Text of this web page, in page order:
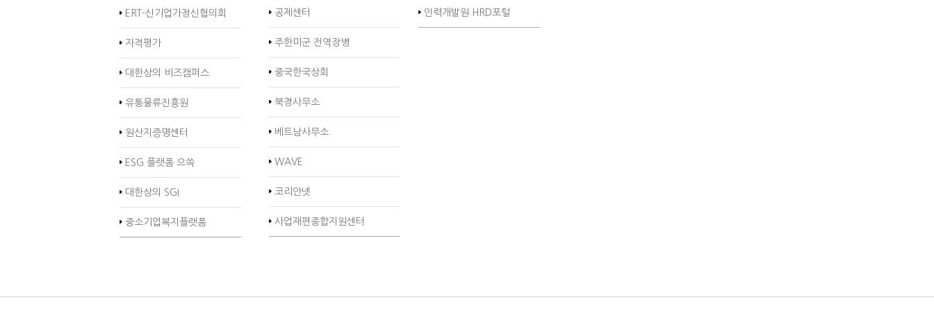
ERT-신기업가정신협의회
자격평가
대한상의 비즈캠퍼스
유통물류진흥원
원산지증명센터
ESG 플랫폼 으쓱
대한상의 SGI
중소기업복지플랫폼
공제센터
주한미군 전역장병
중국한국상회
북경사무소
베트남사무소
WAVE
코리안넷
사업재편종합지원센터
인력개발원 HRD포털